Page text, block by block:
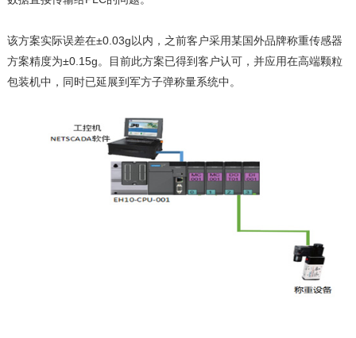
该方案实际误差在±0.03g以内，之前客户采用某国外品牌称重传感器
方案精度为±0.15g。目前此方案已得到客户认可，并应用在高端颗粒
包装机中，同时已延展到军方子弹称量系统中。